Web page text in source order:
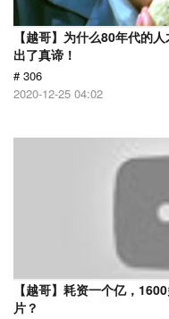
【越哥】为什么80年代的
出了真谛！
# 306
2020-12-25 04:02
【越哥】耗资一个亿，
片？